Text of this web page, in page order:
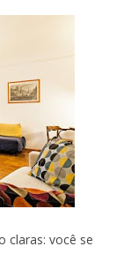
claras: você se